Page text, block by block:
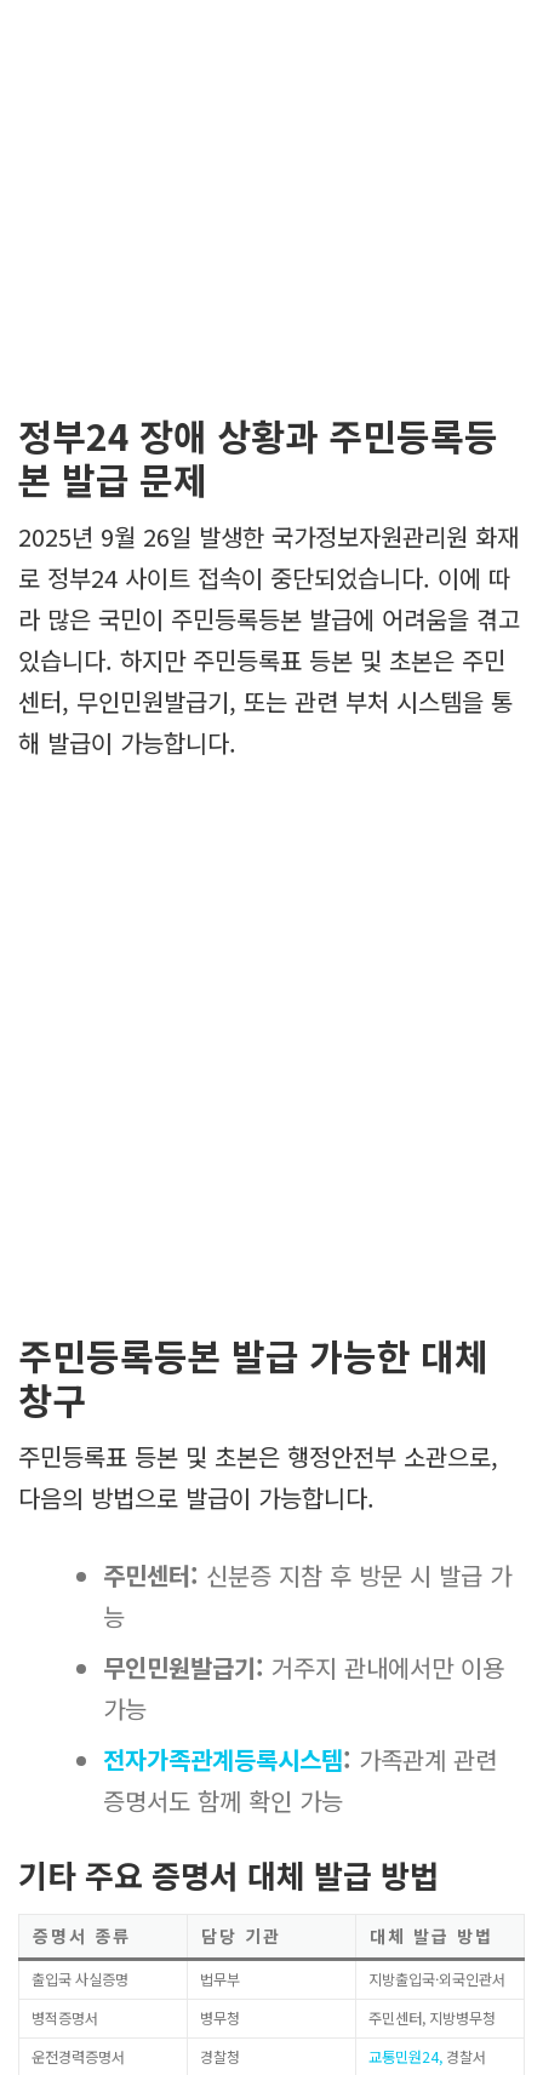
정부24 장애 상황과 주민등록등
본 발급 문제
2025년 9월 26일 발생한 국가정보자원관리원 화재
로 정부24 사이트 접속이 중단되었습니다. 이에 따
라 많은 국민이 주민등록등본 발급에 어려움을 겪고
있습니다. 하지만 주민등록표 등본 및 초본은 주민
센터, 무인민원발급기, 또는 관련 부처 시스템을 통
해 발급이 가능합니다.
주민등록등본 발급 가능한 대체
창구
주민등록표 등본 및 초본은 행정안전부 소관으로,
다음의 방법으로 발급이 가능합니다.
주민센터: 신분증 지참 후 방문 시 발급 가
능
무인민원발급기: 거주지 관내에서만 이용
가능
전자가족관계등록시스템: 가족관계 관련
증명서도 함께 확인 가능
기타 주요 증명서 대체 발급 방법
증명서 종류 담당 기관 대체 발급 방법
출입국 사실증명 법무부
지방출입국·외국인관서
병적증명서
병무청
주민센터, 지방병무청
운전경력증명서
경찰청 교통민원24,경찰서